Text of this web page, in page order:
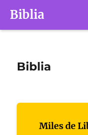
Biblia
Biblia
Miles de